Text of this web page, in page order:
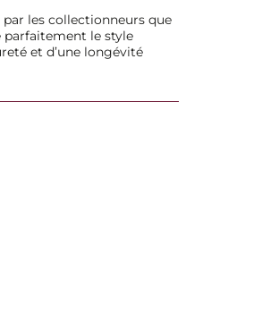
les collectionneurs que
parfaitement le style
et d’une longévité